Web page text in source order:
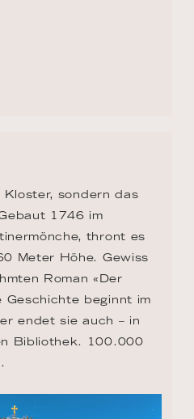
Roman «Der
endet sie auch – in
Bibliothek. 100.000